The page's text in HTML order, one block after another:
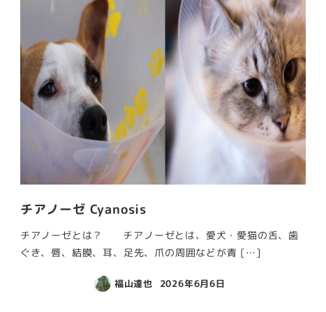
チアノーゼ Cyanosis
チアノーゼとは？ チアノーゼとは、愛犬・愛猫の舌、歯
ぐき、唇、結膜、耳、足先、爪の周囲などが青 […]
福山達也 2026年6月6日